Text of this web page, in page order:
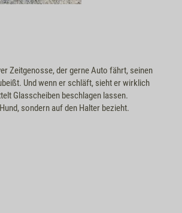
Zeitgenosse, der gerne Auto fährt, seinen
Und wenn er schläft, sieht er wirklich
Glasscheiben beschlagen lassen.
sondern auf den Halter bezieht.